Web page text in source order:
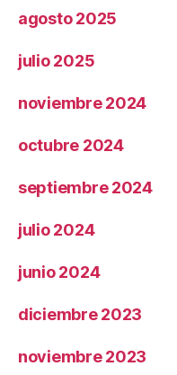
agosto 2025
julio 2025
noviembre 2024
octubre 2024
septiembre 2024
julio 2024
junio 2024
diciembre 2023
noviembre 2023